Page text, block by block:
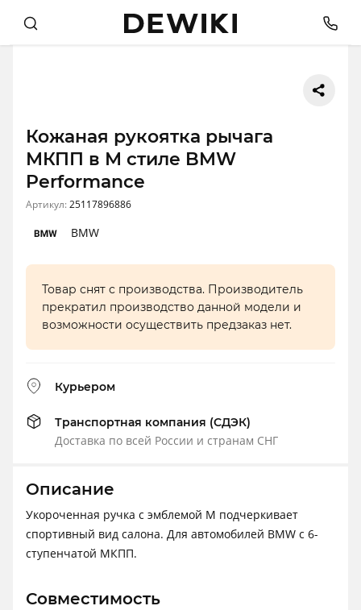
Кожаная рукоятка рычага
МКПП в М стиле BMW
Performance
Артикул:25117896886
BMW
Товар снят с производства. Производитель
прекратил производство данной модели и
возможности осуществить предзаказ нет.
Курьером
Транспортная компания (СДЭК)
Доставка по всей России и странам СНГ
Описание
Укороченная ручка с эмблемой М подчеркивает
спортивный вид салона. Для автомобилей BMW с 6-
ступенчатой МКПП.
Совместимость